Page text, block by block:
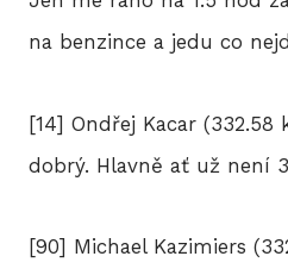
na benzince a jedu co
[14] Ondřej Kacar (332.58
dobrý. Hlavně ať už není
[90] Michael Kazimiers